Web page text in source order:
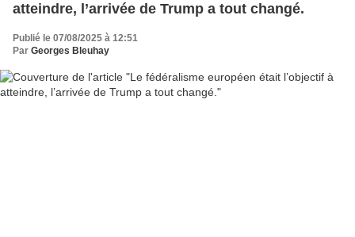
atteindre, l’arrivée de Trump a tout changé.
Publié le 07/08/2025 à 12:51
Par Georges Bleuhay